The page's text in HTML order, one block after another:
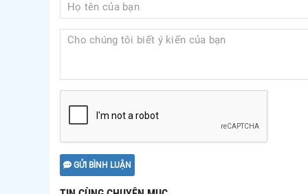
GỬI BÌNH LUẬN